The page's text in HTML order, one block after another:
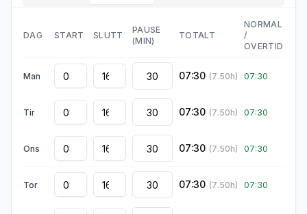
DAG START SLUTT
PAUSE
(MIN)
TOTALT
NORMAL
/
OVERTID
Man 07:30 (7.50h) 07:30
Tir 07:30 (7.50h) 07:30
Ons 07:30 (7.50h) 07:30
Tor 07:30 (7.50h) 07:30